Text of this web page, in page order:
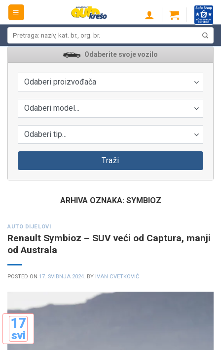
Skip
content
Odaberite svoje vozilo
Odaberi proizvođača
Odaberi model...
Odaberi tip...
Traži
ARHIVA OZNAKA: SYMBIOZ
AUTO DIJELOVI
Renault Symbioz – SUV veći od Captura, manji
od Australa
POSTED ON 17. SVIBNJA 2024. BY IVAN CVETKOVIĆ
17
svi